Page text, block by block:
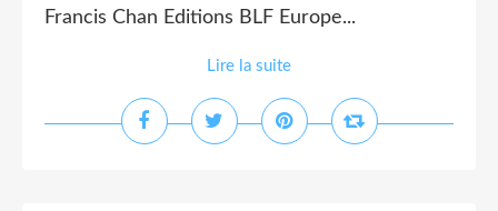
Francis Chan Editions BLF Europe...
Lire la suite